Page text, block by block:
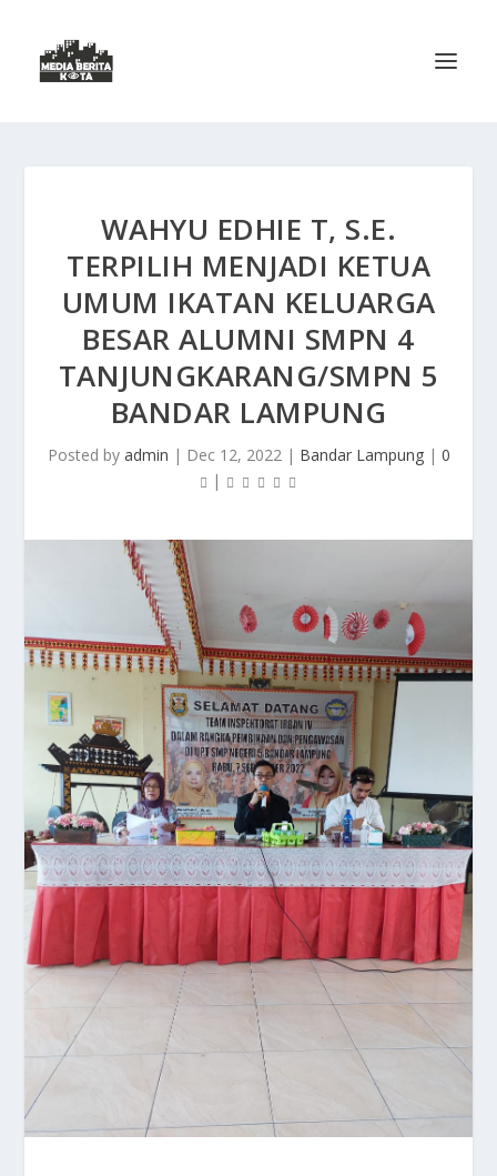
WAHYU EDHIE T, S.E.
TERPILIH MENJADI KETUA
UMUM IKATAN KELUARGA
BESAR ALUMNI SMPN 4
TANJUNGKARANG/SMPN 5
BANDAR LAMPUNG
Posted by admin | Dec 12, 2022| Bandar Lampung| 0
|